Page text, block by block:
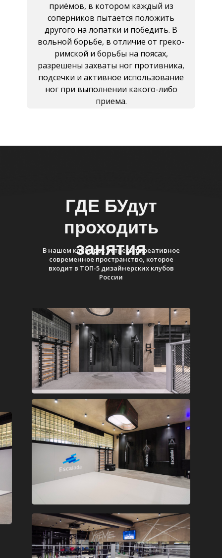
приёмов, в котором каждый из
соперников пытается положить
другого на лопатки и победить. В
вольной борьбе, в отличие от греко-
римской и борьбы на поясах,
разрешены захваты ног противника,
подсечки и активное использование
ног при выполнении какого-либо
приема.
ГДЕ БУдут
проходить
занятия
В нашем клубе вас встретит креативное
современное пространство, которое
входит в ТОП-5 дизайнерских клубов
России